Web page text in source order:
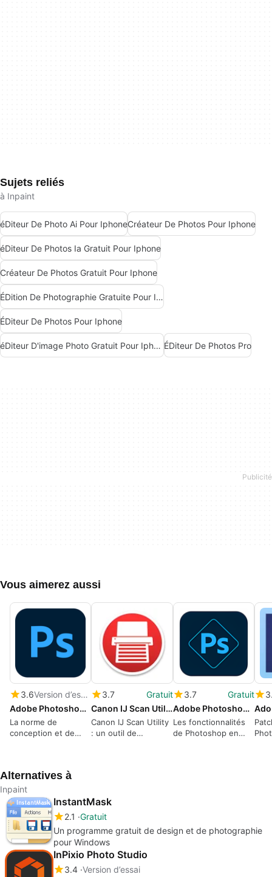
Sujets reliés
à Inpaint
éDiteur De Photo Ai Pour IphoneCréateur De Photos Pour Iphone
éDiteur De Photos Ia Gratuit Pour Iphone
Créateur De Photos Gratuit Pour Iphone
ÉDition De Photographie Gratuite Pour Iphone
ÉDiteur De Photos Pour Iphone
éDiteur D'image Photo Gratuit Pour Iphone ÉDiteur De Photos Pro
Vous aimerez aussi
3.6
Version d’essai
Adobe Photoshop CC
La norme de
conception et de
3.7
Gratuit
Canon IJ Scan Utility
Canon IJ Scan Utility
: un outil de
3.7
Gratuit
Adobe Photoshop Express for Windows 10
Les fonctionnalités
de Photoshop en
Alternatives à
Inpaint
InstantMask
2.1 Gratuit
Un programme gratuit de design et de photographie
pour Windows
InPixio Photo Studio
3.4 Version d’essai